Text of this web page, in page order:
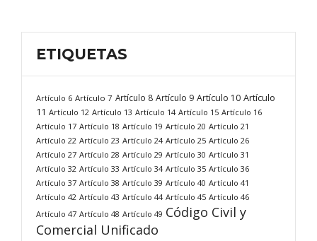
ETIQUETAS
Artículo 6 Artículo 7 Artículo 8 Artículo 9 Artículo 10 Artículo
11 Artículo 12 Artículo 13 Artículo 14 Artículo 15 Artículo 16
Artículo 17 Artículo 18 Artículo 19 Artículo 20 Artículo 21
Artículo 22 Artículo 23 Artículo 24 Artículo 25 Artículo 26
Artículo 27 Artículo 28 Artículo 29 Artículo 30 Artículo 31
Artículo 32 Artículo 33 Artículo 34 Artículo 35 Artículo 36
Artículo 37 Artículo 38 Artículo 39 Artículo 40 Artículo 41
Artículo 42 Artículo 43 Artículo 44 Artículo 45 Artículo 46
Artículo 47 Artículo 48 Artículo 49 Código Civil y
Comercial Unificado